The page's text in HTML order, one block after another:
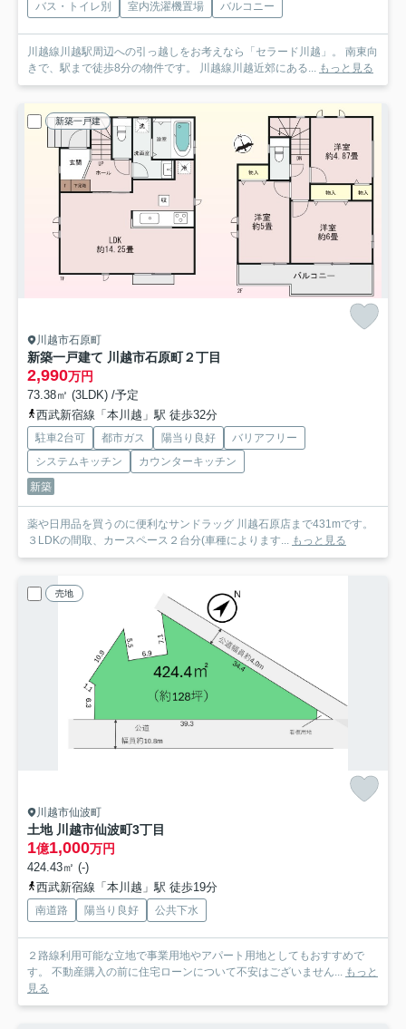
バス・トイレ別 室内洗濯機置場 バルコニー
川越線川越駅周辺への引っ越しをお考えなら「セラード川越」。 南東向
きで、駅まで徒歩8分の物件です。 川越線川越近郊にある... もっと見る
新築一戸建
川越市石原町
新築一戸建て 川越市石原町２丁目
2,990万円
73.38㎡ (3LDK) /予定
西武新宿線「本川越」駅 徒歩32分
駐車2台可 都市ガス 陽当り良好
バリアフリー
システムキッチン
カウンターキッチン
新築
薬や日用品を買うのに便利なサンドラッグ 川越石原店まで431mです。
３LDKの間取、カースペース２台分(車種によります... もっと見る
売地
川越市仙波町
土地 川越市仙波町3丁目
1億1,000万円
424.43㎡ (-)
西武新宿線「本川越」駅 徒歩19分
南道路 陽当り良好 公共下水
２路線利用可能な立地で事業用地やアパート用地としてもおすすめで
す。 不動産購入の前に住宅ローンについて不安はございません... もっと
見る